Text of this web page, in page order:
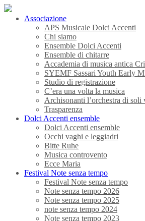
Associazione
APS Musicale Dolci Accenti
Chi siamo
Ensemble Dolci Accenti
Ensemble di chitarre
Accademia di musica antica
SYEMF Sassari Youth Early
Studio di registrazione
C’era una volta la musica
Archisonanti l’orchestra di soli
Trasparenza
Dolci Accenti ensemble
Dolci Accenti ensemble
Occhi vaghi e leggiadri
Bitte Ruhe
Musica controvento
Ecce Maria
Festival Note senza tempo
Festival Note senza tempo
Note senza tempo 2026
Note senza tempo 2025
note senza tempo 2024
Note senza tempo 2023